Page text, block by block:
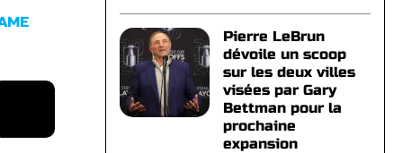
Pierre LeBrun
dévoile un scoop
sur les deux villes
visées par Gary
Bettman pour la
prochaine
expansion